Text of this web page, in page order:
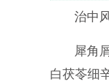
治中
犀角
白茯苓细